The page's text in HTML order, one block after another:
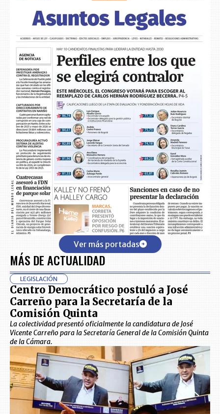
Ver más portadas
MÁS DE ACTUALIDAD
LEGISLACIÓN
Centro Democrático postuló a José
Carreño para la Secretaría de la
Comisión Quinta
La colectividad presentó oficialmente la candidatura de José
Vicente Carreño para la Secretaría General de la Comisión Quinta
de la Cámara.